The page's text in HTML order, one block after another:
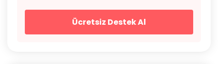
Ücretsiz Destek Al